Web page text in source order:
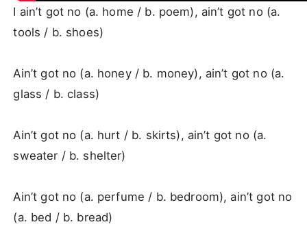
I ain’t got no (a. home / b. poem), ain’t got no (a.
tools / b. shoes)
Ain’t got no (a. honey / b. money), ain’t got no (a.
glass / b. class)
Ain’t got no (a. hurt / b. skirts), ain’t got no (a.
sweater / b. shelter)
Ain’t got no (a. perfume / b. bedroom), ain’t got no
(a. bed / b. bread)